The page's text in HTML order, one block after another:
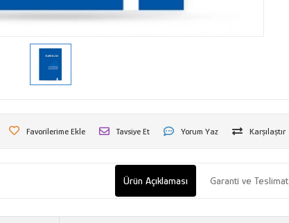
Favorilerime Ekle Tavsiye Et Yorum Yaz Karşılaştır
Ürün Açıklaması Garanti ve Teslimat